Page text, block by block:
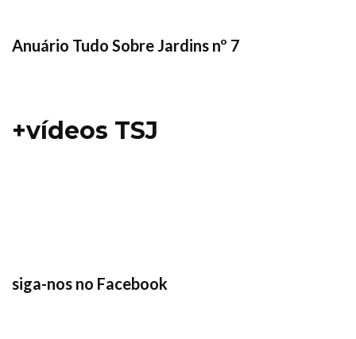
Anuário Tudo Sobre Jardins nº 7
+vídeos TSJ
siga-nos no Facebook